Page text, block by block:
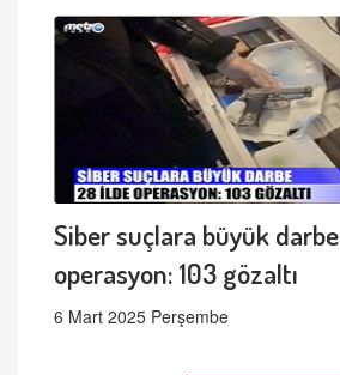
Siber suçlara büyük
operasyon: 103 gözaltı
6 Mart 2025 Perşembe